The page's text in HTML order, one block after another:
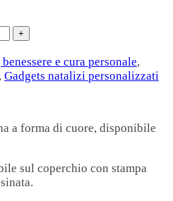
e cura personale,
, Gadgets natalizi personalizzati
a forma di cuore, disponibile
sul coperchio con stampa